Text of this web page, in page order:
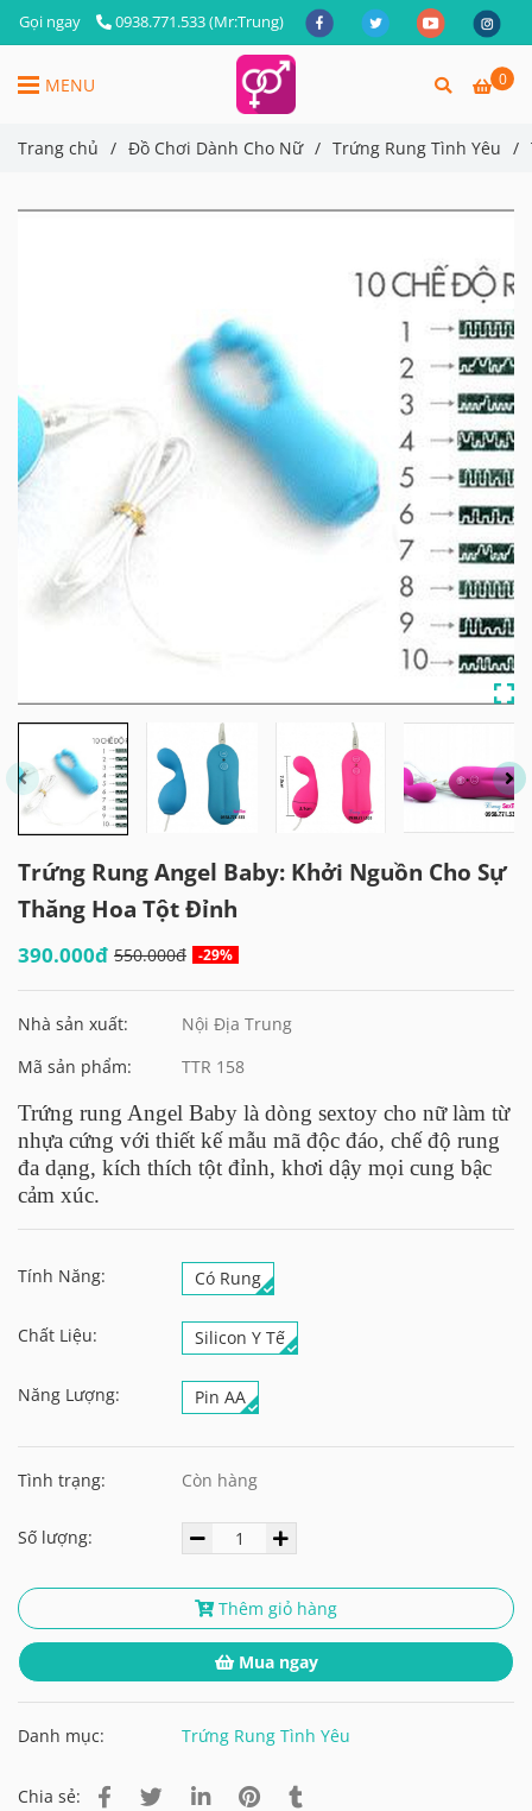
Gọi ngay 0938.771.533 (Mr:Trung)
0
MENU
Trang chủ / Đồ Chơi Dành Cho Nữ / Trứng Rung Tình Yêu /
Trứng Rung Angel Baby: Khởi Nguồn Cho Sự
Thăng Hoa Tột Đỉnh
390.000đ 550.000đ -29%
Nhà sản xuất:
Nội Địa Trung
Mã sản phẩm:
TTR 158
Trứng rung Angel Baby là dòng sextoy cho nữ làm từ
nhựa cứng với thiết kế mẫu mã độc đáo, chế độ rung
đa dạng, kích thích tột đỉnh, khơi dậy mọi cung bậc
cảm xúc.
Tính Năng: Có Rung
Chất Liệu: Silicon Y Tế
Năng Lượng: Pin AA
Tình trạng: Còn hàng
Số lượng:
Thêm giỏ hàng
Mua ngay
Danh mục: Trứng Rung Tình Yêu
Chia sẻ: